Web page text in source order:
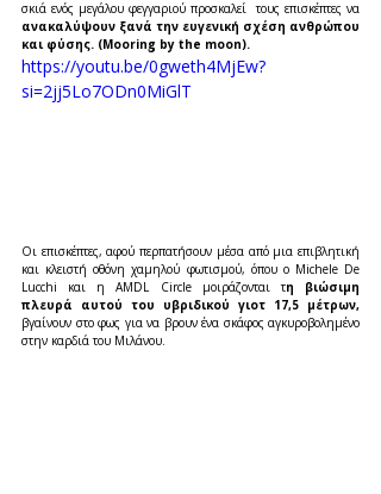
ανακαλύψουν ξανά την ευγενική σχέση ανθρώπου
και φύσης. (Mooring by the moon).
https://youtu.be/0gweth4MjEw?
si=2jj5Lo7ODn0MiGlT
Οι επισκέπτες, αφού περπατήσουν μέσα από μια επιβλητική
και κλειστή οθόνη χαμηλού φωτισμού, όπου ο Michele De
Lucchi και η AMDL Circle μοιράζονται τη βιώσιμη
βγαίνουν στο φως για να βρουν ένα σκάφος αγκυροβολημένο
στην καρδιά του Μιλάνου.